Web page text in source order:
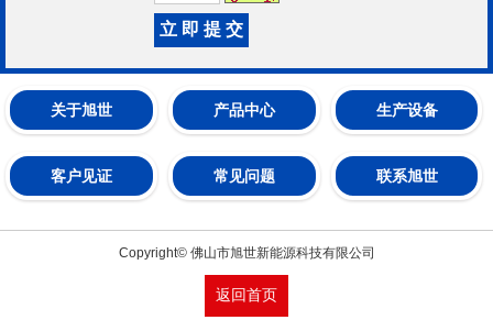
关于旭世 产品中心 生产设备
客户见证 常见问题 联系旭世
Copyright© 佛山市旭世新能源科技有限公司
返回首页